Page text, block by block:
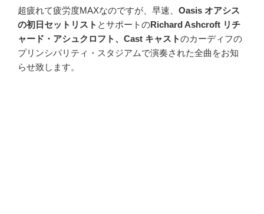
超疲れて疲労度MAXなのですが、早速、 Oasis オアシス
の初日セットリスト とサポートのRichard Ashcroft リチ
ャード・アシュクロフト、Cast キャストのカーディフの
プリンシパリティ・スタジアムで演奏された全曲をお知
らせ致します。